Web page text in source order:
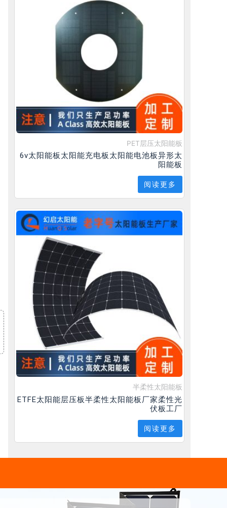
个
PET层压太阳能板
6v太阳能板太阳能充电板太阳能电池板异形太
阳能板
阅读更多
半柔性太阳能板
ETFE太阳能层压板半柔性太阳能板厂家柔性光
伏板工厂
阅读更多